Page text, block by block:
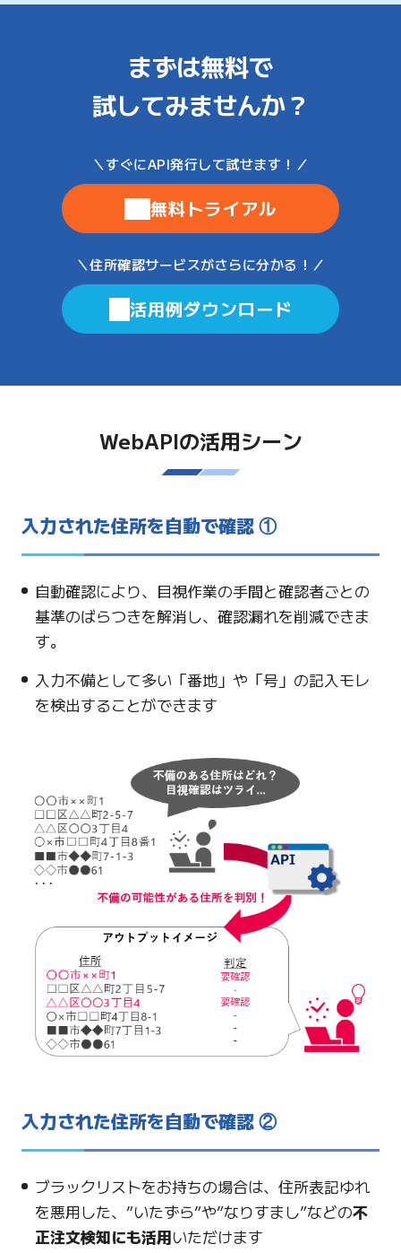
まずは無料で
試してみませんか？
無料トライアル
活用例ダウンロード
WebAPIの活用シーン
入力された住所を自動で確認 ①
自動確認により、目視作業の手間と確認者ごとの
基準のばらつきを解消し、確認漏れを削減できま
す。
入力不備として多い「番地」や「号」の記入モレ
を検出することができます
入力された住所を自動で確認 ②
ブラックリストをお持ちの場合は、住所表記ゆれ
を悪用した、”いたずら”や”なりすまし”などの不
正注文検知にも活用いただけます